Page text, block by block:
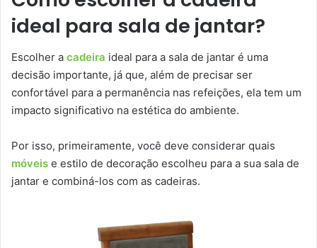
ideal para sala de jantar?
Escolher a cadeira ideal para a sala de jantar é uma
decisão importante, já que, além de precisar ser
confortável para a permanência nas refeições, ela tem um
impacto significativo na estética do ambiente.
Por isso, primeiramente, você deve considerar quais
móveis e estilo de decoração escolheu para a sua sala de
jantar e combiná-los com as cadeiras.